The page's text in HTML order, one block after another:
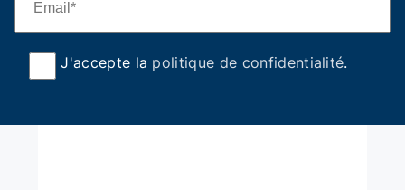
J'accepte la politique de confidentialité.